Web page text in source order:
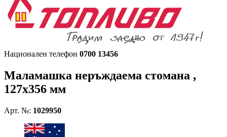
Национален телефон 0700 13456
Маламашка неръждаема стомана ,
127х356 мм
Арт. №: 1029950